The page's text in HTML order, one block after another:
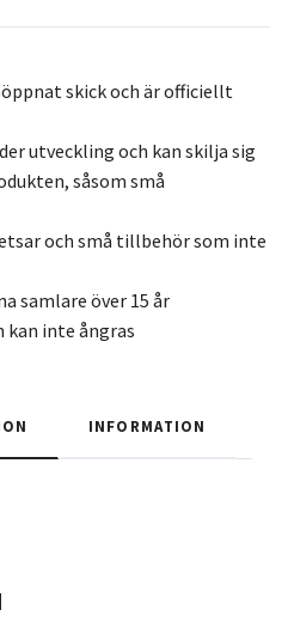
skick och är officiellt
utveckling och kan skilja sig
såsom små
och små tillbehör som inte
samlare över 15 år
kan inte ångras
INFORMATION